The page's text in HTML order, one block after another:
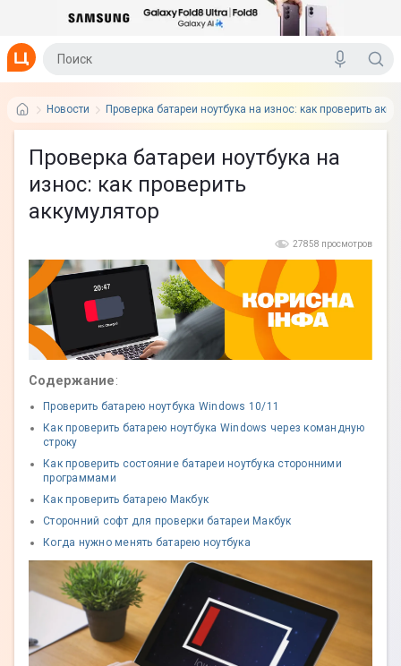
Новости Проверка батареи ноутбука на износ: как проверить
Проверка батареи ноутбука на
износ: как проверить
аккумулятор
27858 просмотров
Содержание:
Проверить батарею ноутбука Windows 10/11
Как проверить батарею ноутбука Windows через командную
строку
Как проверить состояние батареи ноутбука сторонними
программами
Как проверить батарею Макбук
Сторонний софт для проверки батареи Макбук
Когда нужно менять батарею ноутбука